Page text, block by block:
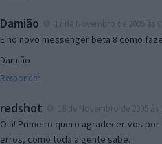
Damião
E no novo messenger beta 8 como
Damião
Responder
redshot
Olá! Primeiro quero agradecer-vos
erros, como toda a gente sabe.